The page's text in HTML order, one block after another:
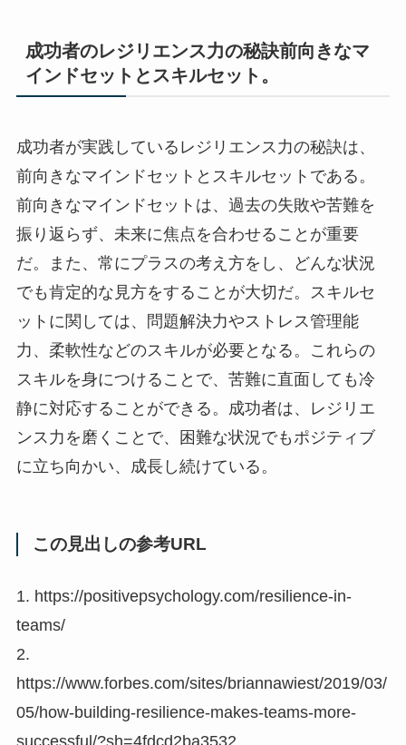
成功者のレジリエンス力の秘訣前向きなマ
インドセットとスキルセット。
成功者が実践しているレジリエンス力の秘訣は、
前向きなマインドセットとスキルセットである。
前向きなマインドセットは、過去の失敗や苦難を
振り返らず、未来に焦点を合わせることが重要
だ。また、常にプラスの考え方をし、どんな状況
でも肯定的な見方をすることが大切だ。スキルセ
ットに関しては、問題解決力やストレス管理能
力、柔軟性などのスキルが必要となる。これらの
スキルを身につけることで、苦難に直面しても冷
静に対応することができる。成功者は、レジリエ
ンス力を磨くことで、困難な状況でもポジティブ
に立ち向かい、成長し続けている。
この見出しの参考URL
1. https://positivepsychology.com/resilience-in-
teams/
2.
https://www.forbes.com/sites/briannawiest/2019/03/
05/how-building-resilience-makes-teams-more-
successful/?sh=4fdcd2ba3532